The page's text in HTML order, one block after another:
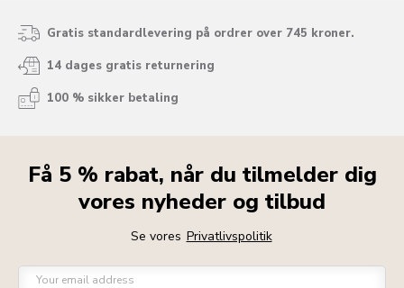
Gratis standardlevering på ordrer over 745 kroner.
14 dages gratis returnering
100 % sikker betaling
Få 5 % rabat, når du tilmelder dig
vores nyheder og tilbud
Se vores Privatlivspolitik
Your email address